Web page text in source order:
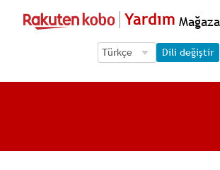
Yardım
Language Selection
Language Selection
Dili değiştir